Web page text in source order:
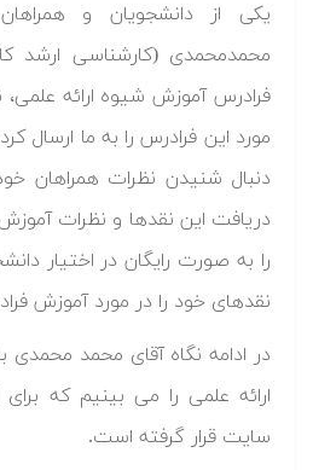
یکی از دانشجویان و
محمدمحمدی (کارشناسی ارشد
فرادرس آموزش شیوه ارائه
مورد این فرادرس را به ما ارسال
دنبال شنیدن نظرات همراهان
دریافت این نقدها و نظرات
را به صورت رایگان در اختیار
نقدهای خود را در مورد آموزش
در ادامه نگاه آقای محمد
ارائه علمی را می بینیم که
سایت قرار گرفته است.